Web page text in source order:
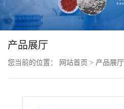
页
公
产品展厅
您当前的位置： 网站首页 > 产品展厅